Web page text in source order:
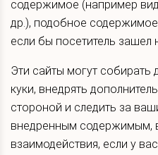
содержимое (например
др.), подобное
если бы посетитель зашел
Эти сайты могут собирать
куки, внедрять
стороной и следить за
внедренным содержимым,
взаимодействия, если у